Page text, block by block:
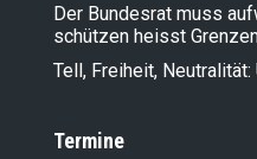
Der Bundesrat muss
schützen heisst
Tell, Freiheit,
Termine